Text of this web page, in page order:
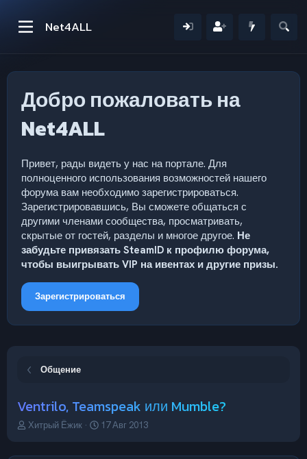
Net4ALL
Добро пожаловать на
Net4ALL
Привет, рады видеть у нас на портале. Для
полноценного использования возможностей нашего
форума вам необходимо зарегистрироваться.
Зарегистрировавшись, Вы сможете общаться с
другими членами сообщества, просматривать,
скрытые от гостей, разделы и многое другое. Не
забудьте привязать SteamID к профилю форума,
чтобы выигрывать VIP на ивентах и другие призы.
Зарегистрироваться
Общение
Ventrilo, Teamspeak или Mumble?
А
Хитрый Ёжик
Д17 Авг 2013